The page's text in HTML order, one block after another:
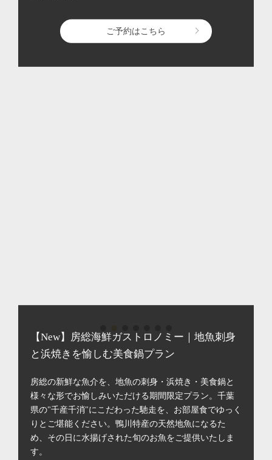
ご予約はこちら
【New】房総海鮮ガストロノミー｜地魚刺身
と浜焼きを愉しむ美食鍋プラン
房総の新鮮な魚介を、地魚の刺身・浜焼き・美食鍋と
様々な形でお愉しみいただける期間限定プラン。千葉
県の"千産千消"にこだわった馳走を、お部屋食でゆっく
りとご堪能ください。鴨川特産の天然地魚になるた
め、その日に水揚げされた旬のお魚をご提供いたしま
す。